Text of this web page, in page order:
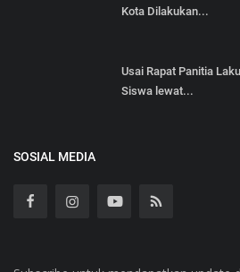
Kota Dilakukan...
Usai Rapat Panitia
Siswa lewat...
SOSIAL MEDIA